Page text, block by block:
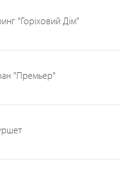
"Горіховий Дім"
"Премьер"